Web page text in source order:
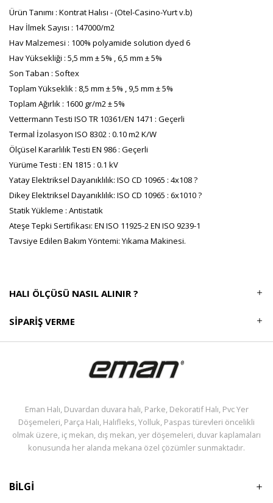
Ürün Tanımı : Kontrat Halısı - (Otel-Casino-Yurt v.b)
Hav İlmek Sayısı : 147000/m2
Hav Malzemesi : 100% polyamide solution dyed 6
Hav Yüksekliği : 5,5 mm ± 5% , 6,5 mm ± 5%
Son Taban : Softex
Toplam Yükseklik : 8,5 mm ± 5% , 9,5 mm ± 5%
Toplam Ağırlık : 1600 gr/m2 ± 5%
Vettermann Testi ISO TR 10361/EN 1471 : Geçerli
Termal İzolasyon ISO 8302 : 0.10 m2 K/W
Ölçüsel Kararlılık Testi EN 986 : Geçerli
Yürüme Testi : EN 1815 : 0.1 kV
Yatay Elektriksel Dayanıklılık: ISO CD 10965 : 4x108 ?
Dikey Elektriksel Dayanıklılık: ISO CD 10965 : 6x1010 ?
Statik Yükleme : Antistatik
Ateşe Tepki Sertifikası: EN ISO 11925-2 EN ISO 9239-1
Tavsiye Edilen Bakım Yöntemi: Yıkama Makinesi.
HALI ÖLÇÜSÜ NASIL ALINIR ?
SIPARIŞ VERME
Eman Halı, Duvardan duvara halı, Parke, Dekoratif Halı, Pvc Yer
Döşemeleri, Parça Halı, Halıfleks, Yolluk, Paspas türevleri öncelikli
olmak üzere, iç mekan, dış mekan, yer döşemeleri, duvar kaplamaları
konusunda her alanda mekana özel çözümler sunmaktadır.
BİLGİ